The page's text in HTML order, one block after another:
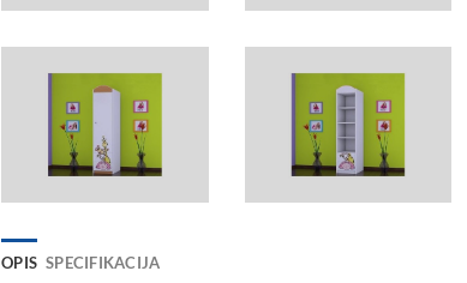
OPIS SPECIFIKACIJA